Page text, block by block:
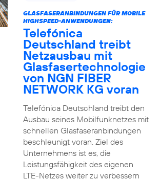
GLASFASERANBINDUNGEN FÜR MOBILE
HIGHSPEED-ANWENDUNGEN:
Telefónica
Deutschland treibt
Netzausbau mit
Glasfasertechnologie
von NGN FIBER
NETWORK KG voran
Telefónica Deutschland treibt den
Ausbau seines Mobilfunknetzes mit
schnellen Glasfaseranbindungen
beschleunigt voran. Ziel des
Unternehmens ist es, die
Leistungsfähigkeit des eigenen
LTE-Netzes weiter zu verbessern